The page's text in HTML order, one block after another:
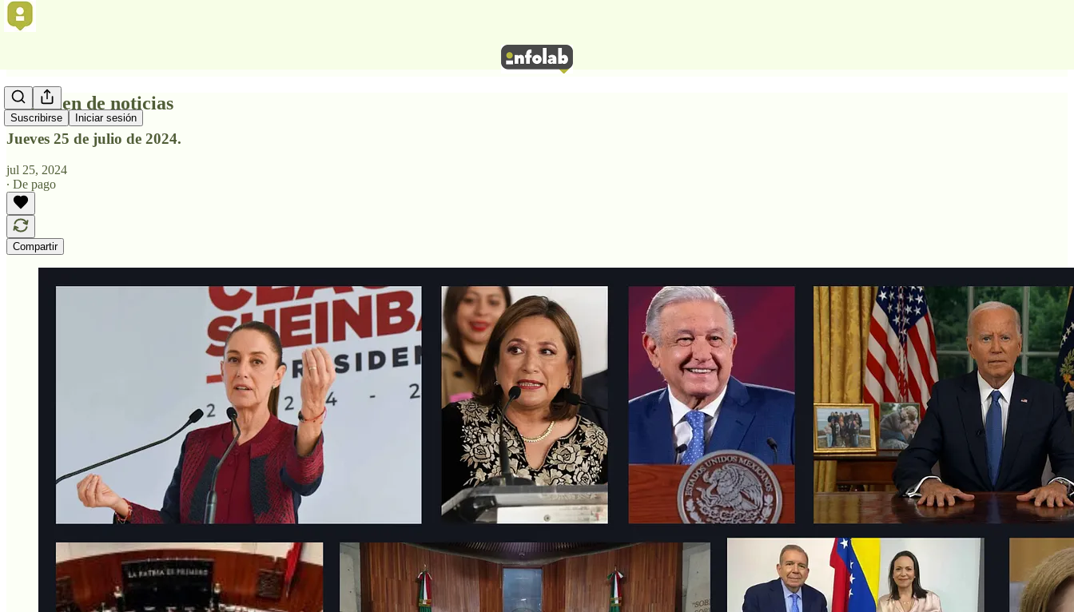
Suscribirse Iniciar sesión
Resumen de noticias
Jueves 25 de julio de 2024.
jul 25, 2024
∙ De pago
Compartir